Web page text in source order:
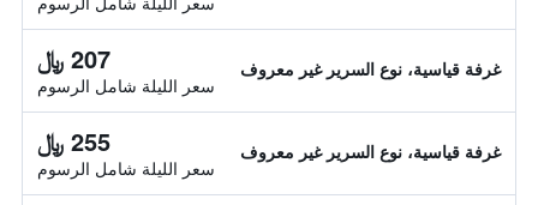
غرفة قياسية، نوع السرير غير معروف 207 ﷼
سعر الليلة شامل الرسوم
غرفة قياسية، نوع السرير غير معروف 255 ﷼
سعر الليلة شامل الرسوم